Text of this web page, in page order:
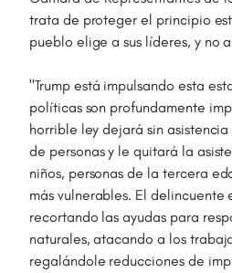
trata de proteger el principio
pueblo elige a sus líderes, y no
"Trump está impulsando esta
políticas son profundamente
horrible ley dejará sin
de personas y le quitará la
niños, personas de la tercera
más vulnerables. El delincuente
recortando las ayudas para
naturales, atacando a los
regalándole reducciones de